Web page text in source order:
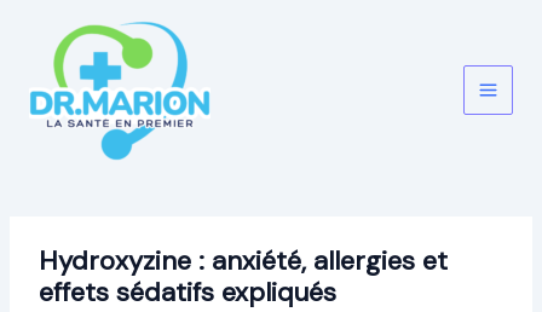
contenu
Hydroxyzine : anxiété, allergies et
effets sédatifs expliqués